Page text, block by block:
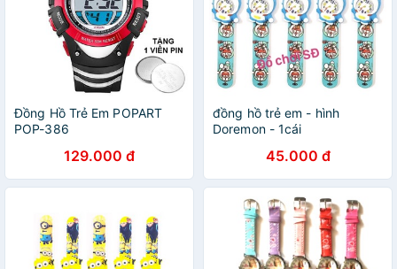
Đồng Hồ Trẻ Em POPART
POP-386
129.000 đ
đồng hồ trẻ em - hình
Doremon - 1cái
45.000 đ